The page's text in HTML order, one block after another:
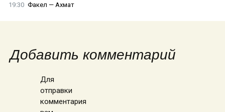
19:30 Факел — Ахмат
Добавить комментарий
Для
отправки
комментария